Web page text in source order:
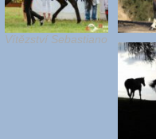
Vítězství Sebastiano